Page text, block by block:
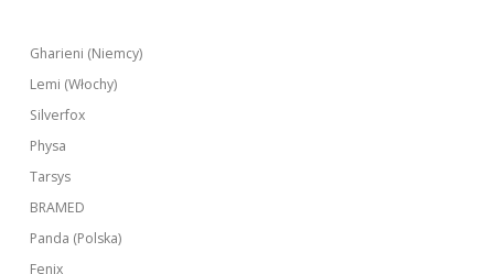
Gharieni (Niemcy)
Lemi (Włochy)
Silverfox
Physa
Tarsys
BRAMED
Panda (Polska)
Fenix